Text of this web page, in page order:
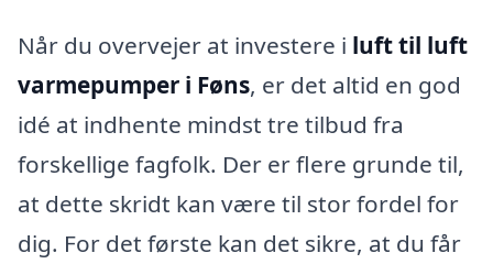
Når du overvejer at investere i luft til luft
varmepumper i Føns, er det altid en god
idé at indhente mindst tre tilbud fra
forskellige fagfolk. Der er flere grunde til,
at dette skridt kan være til stor fordel for
dig. For det første kan det sikre, at du får